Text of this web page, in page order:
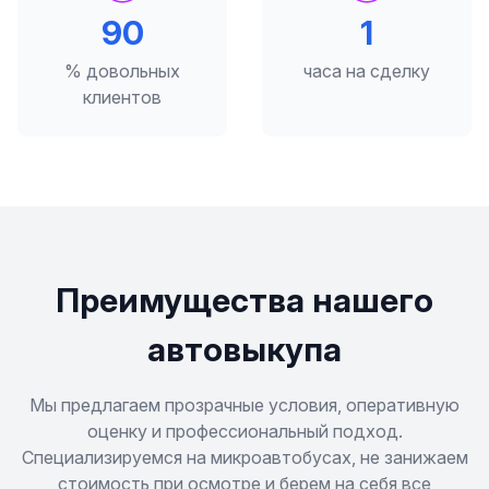
98
% довольных
клиентов
2
часа на сделку
Преимущества нашего
автовыкупа
Мы предлагаем прозрачные условия, оперативную
оценку и профессиональный подход.
Специализируемся на микроавтобусах, не занижаем
стоимость при осмотре и берем на себя все